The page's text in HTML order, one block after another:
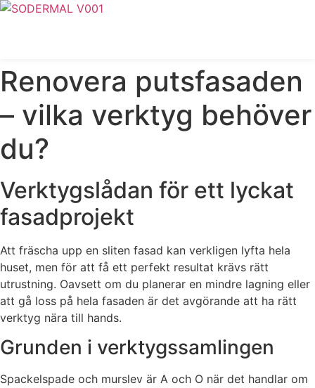
Skip
Renovera putsfasaden
– vilka verktyg behöver
du?
Verktygslådan för ett lyckat
fasadprojekt
Att fräscha upp en sliten fasad kan verkligen lyfta hela
huset, men för att få ett perfekt resultat krävs rätt
utrustning. Oavsett om du planerar en mindre lagning eller
att gå loss på hela fasaden är det avgörande att ha rätt
verktyg nära till hands.
Grunden i verktygssamlingen
Spackelspade och murslev är A och O när det handlar om